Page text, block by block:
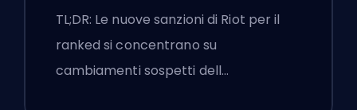
flags
TL;DR: Le nuove sanzioni di Riot per il
ranked si concentrano su
cambiamenti sospetti dell…